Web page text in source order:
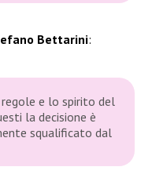
Bettarini:
e lo spirito del
la decisione è
squalificato dal